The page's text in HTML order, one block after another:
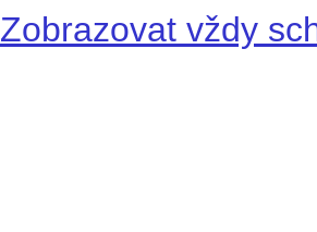
Zobrazovat vždy